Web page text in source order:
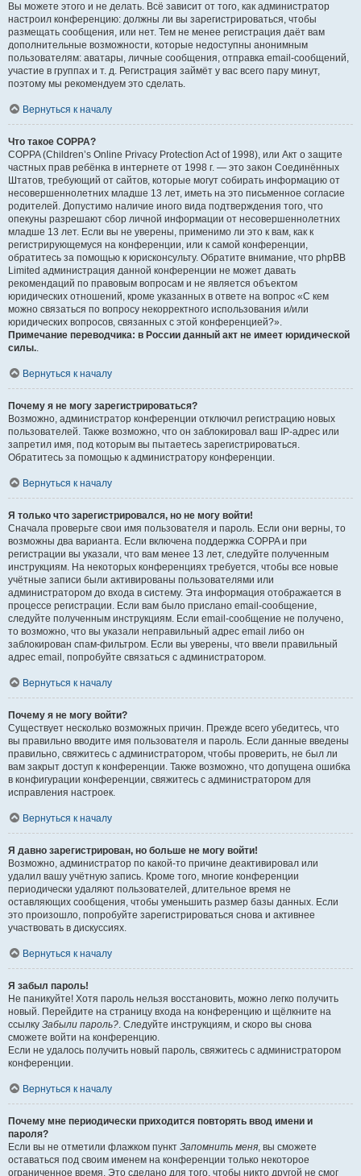
Вы можете этого и не делать. Всё зависит от того, как администратор
настроил конференцию: должны ли вы зарегистрироваться, чтобы
размещать сообщения, или нет. Тем не менее регистрация даёт вам
дополнительные возможности, которые недоступны анонимным
пользователям: аватары, личные сообщения, отправка email-сообщений,
участие в группах и т. д. Регистрация займёт у вас всего пару минут,
поэтому мы рекомендуем это сделать.
Вернуться к началу
Что такое COPPA?
COPPA (Children’s Online Privacy Protection Act of 1998), или Акт о защите
частных прав ребёнка в интернете от 1998 г. — это закон Соединённых
Штатов, требующий от сайтов, которые могут собирать информацию от
несовершеннолетних младше 13 лет, иметь на это письменное согласие
родителей. Допустимо наличие иного вида подтверждения того, что
опекуны разрешают сбор личной информации от несовершеннолетних
младше 13 лет. Если вы не уверены, применимо ли это к вам, как к
регистрирующемуся на конференции, или к самой конференции,
обратитесь за помощью к юрисконсульту. Обратите внимание, что phpBB
Limited администрация данной конференции не может давать
рекомендаций по правовым вопросам и не является объектом
юридических отношений, кроме указанных в ответе на вопрос «С кем
можно связаться по вопросу некорректного использования и/или
юридических вопросов, связанных с этой конференцией?».
Примечание переводчика: в России данный акт не имеет юридической
силы..
Вернуться к началу
Почему я не могу зарегистрироваться?
Возможно, администратор конференции отключил регистрацию новых
пользователей. Также возможно, что он заблокировал ваш IP-адрес или
запретил имя, под которым вы пытаетесь зарегистрироваться.
Обратитесь за помощью к администратору конференции.
Вернуться к началу
Я только что зарегистрировался, но не могу войти!
Сначала проверьте свои имя пользователя и пароль. Если они верны, то
возможны два варианта. Если включена поддержка COPPA и при
регистрации вы указали, что вам менее 13 лет, следуйте полученным
инструкциям. На некоторых конференциях требуется, чтобы все новые
учётные записи были активированы пользователями или
администратором до входа в систему. Эта информация отображается в
процессе регистрации. Если вам было прислано email-сообщение,
следуйте полученным инструкциям. Если email-сообщение не получено,
то возможно, что вы указали неправильный адрес email либо он
заблокирован спам-фильтром. Если вы уверены, что ввели правильный
адрес email, попробуйте связаться с администратором.
Вернуться к началу
Почему я не могу войти?
Существует несколько возможных причин. Прежде всего убедитесь, что
вы правильно вводите имя пользователя и пароль. Если данные введены
правильно, свяжитесь с администратором, чтобы проверить, не был ли
вам закрыт доступ к конференции. Также возможно, что допущена ошибка
в конфигурации конференции, свяжитесь с администратором для
исправления настроек.
Вернуться к началу
Я давно зарегистрирован, но больше не могу войти!
Возможно, администратор по какой-то причине деактивировал или
удалил вашу учётную запись. Кроме того, многие конференции
периодически удаляют пользователей, длительное время не
оставляющих сообщения, чтобы уменьшить размер базы данных. Если
это произошло, попробуйте зарегистрироваться снова и активнее
участвовать в дискуссиях.
Вернуться к началу
Я забыл пароль!
Не паникуйте! Хотя пароль нельзя восстановить, можно легко получить
новый. Перейдите на страницу входа на конференцию и щёлкните на
ссылку Забыли пароль?. Следуйте инструкциям, и скоро вы снова
сможете войти на конференцию.
Если не удалось получить новый пароль, свяжитесь с администратором
конференции.
Вернуться к началу
Почему мне периодически приходится повторять ввод имени и
пароля?
Если вы не отметили флажком пункт Запомнить меня, вы сможете
оставаться под своим именем на конференции только некоторое
ограниченное время. Это сделано для того, чтобы никто другой не смог